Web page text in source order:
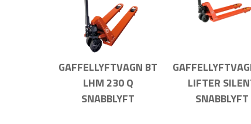
GAFFELLYFTVAGN BT
LHM 230 Q
SNABBLYFT
LIFTER
SNABBLYFT